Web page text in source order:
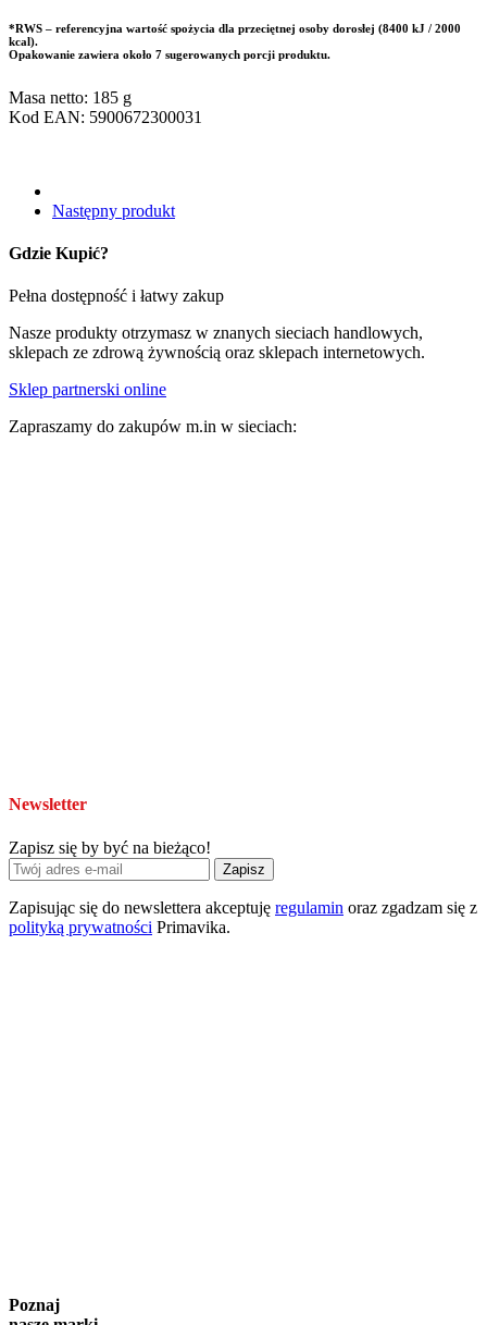
*RWS – referencyjna wartość spożycia dla przeciętnej osoby dorosłej (8400 kJ / 2000
kcal).
Opakowanie zawiera około 7 sugerowanych porcji produktu.
Masa netto: 185 g
Kod EAN: 5900672300031
Następny produkt
Gdzie Kupić?
Pełna dostępność i łatwy zakup
Nasze produkty otrzymasz w znanych sieciach handlowych,
sklepach ze zdrową żywnością oraz sklepach internetowych.
Sklep partnerski online
Zapraszamy do zakupów m.in w sieciach:
Newsletter
Zapisz się by być na bieżąco!
Zapisz
Zapisując się do newslettera akceptuję regulamin oraz zgadzam się z
polityką prywatności Primavika.
Poznaj